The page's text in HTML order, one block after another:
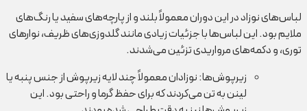
لباس‌های نوزاد در این دوران معمولاً بلند و از پارچه‌های سفید یا رنگ‌های
ملایم بود. این لباس‌ها با جزئیات زیادی مانند گلدوزی‌های ظریف، نوارهای
توری، و دکمه‌های مرواریدی تزئین می‌شدند.
زیرپوش‌ها: نوزادان معمولاً چند لایه زیرپوش از جنس پنبه یا
لینن به تن می‌کردند که برای حفظ گرما و راحتی بود. این